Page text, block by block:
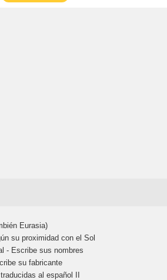
Eurasia)
su proximidad con el Sol
- Escribe sus nombres
su fabricante
al español II